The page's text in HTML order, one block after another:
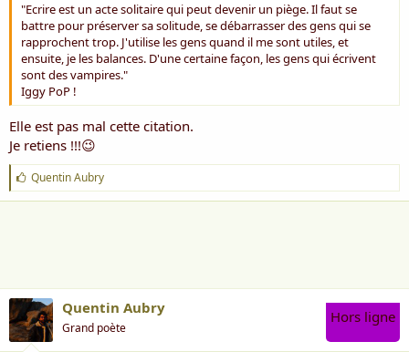
"Ecrire est un acte solitaire qui peut devenir un piège. Il faut se
battre pour préserver sa solitude, se débarrasser des gens qui se
rapprochent trop. J'utilise les gens quand il me sont utiles, et
ensuite, je les balances. D'une certaine façon, les gens qui écrivent
sont des vampires."
Iggy PoP !
Elle est pas mal cette citation.
Je retiens !!!😉
J
'
a
Quentin Aubry
Quentin Aubry
Grand poète
Hors ligne